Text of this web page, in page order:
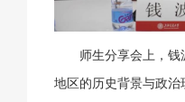
师生分享会上，
地区的历史背景与政